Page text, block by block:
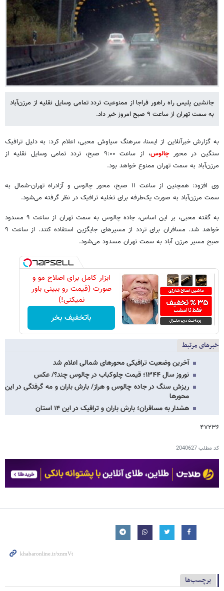
جانشین پلیس راه راهور فراجا از ممنوعیت تردد تمامی وسایل نقلیه از مرزن‌آباد
به سمت تهران از ساعت ۹ صبح امروز خبر داد.
به گزارش خبرآنلاین از ایسنا، سرهنگ سیاوش محبی، اعلام کرد: به دلیل ترافیک
سنگین در محورچالوس
، از ساعت ۹:۰۰ صبح، تردد تمامی وسایل نقلیه از
مرزن‌آباد به سمت تهران ممنوع خواهد بود.
وی افزود: همچنین از ساعت ۱۱ صبح، محور چالوس و آزادراه تهران-شمال به
سمت مرزن‌آباد به صورت یک‌طرفه برای تخلیه ترافیک در نظر گرفته می‌شود.
به گفته محبی، بر این اساس، جاده چالوس به سمت تهران از ساعت ۹ مسدود
خواهد شد. مسافران برای تردد از مسیرهای جایگزین استفاده کنند. از ساعت ۹
صبح مسیر مرزن آباد به سمت تهران مسدود می‌شود.
ابزار کامل برای اصلاح مو و
صورت (قیمت رو ببینی باور
نمیکنی!)
باتخفیف بخر
خبرهای مرتبط
آخرین وضعیت ترافیکی محورهای شمالی اعلام شد
نوروز سال ۱۳۴۴؛ قیمت چلوکباب در چالوس چند؟/ عکس
ریزش سنگ در جاده چالوس و هراز/ بارش باران و مه گرفتگی در این
محورها
هشدار به مسافران؛ بارش باران و ترافیک در این ۱۴ استان
۴۷۲۳۶
کد مطلب2040627
برچسب‌ها